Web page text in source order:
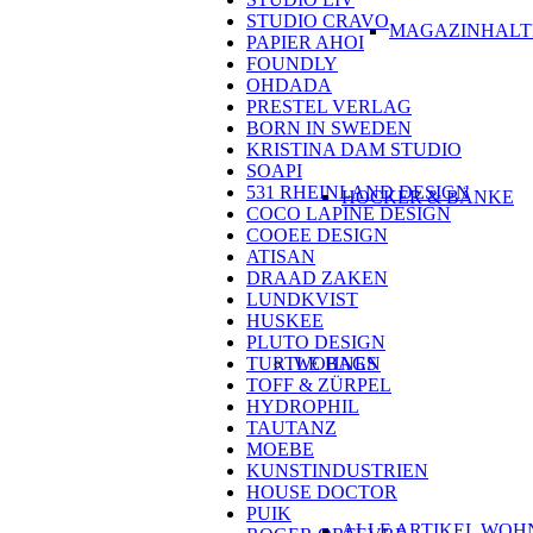
HOCKER & BÄNKE
WOHNEN
STUDIO CRAVO
PAPIER AHOI
FOUNDLY
OHDADA
PRESTEL VERLAG
BORN IN SWEDEN
KRISTINA DAM STUDIO
SOAPI
531 RHEINLAND DESIGN
COCO LAPINE DESIGN
COOEE DESIGN
ATISAN
DRAAD ZAKEN
LUNDKVIST
HUSKEE
PLUTO DESIGN
TURTLE BAGS
TOFF & ZÜRPEL
HYDROPHIL
TAUTANZ
MOEBE
KUNSTINDUSTRIEN
HOUSE DOCTOR
PUIK